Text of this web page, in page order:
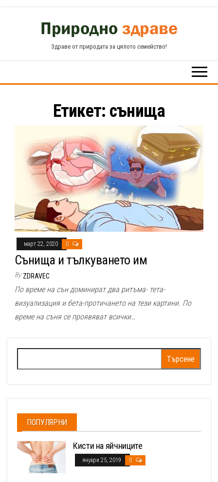
Здраве от природата за цялото семейство!
Етикет: сънища
март 22, 2020 0
Сънища и тълкуването им
By ZDRAVEC
По време на сън доминират два ритъма- тета-
визуализация и бета-протичането на тези картини. По
време на съня се проявяват всички…
за:
ПОПУЛЯРНИ
Кисти на яйчниците
януари 25, 2019 0